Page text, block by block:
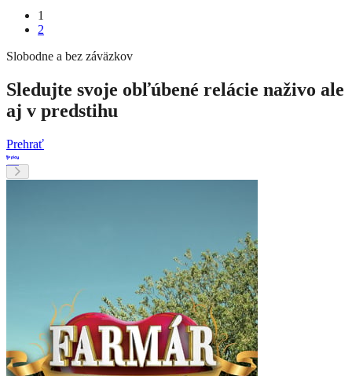
1
2
Slobodne a bez záväzkov
Sledujte svoje obľúbené relácie naživo ale
aj v predstihu
Prehrať